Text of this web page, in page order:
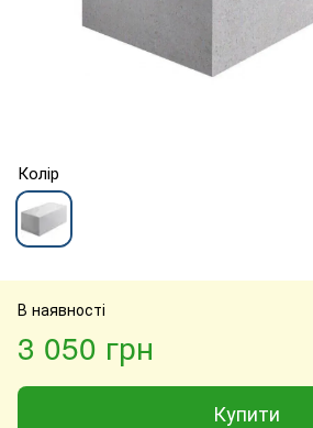
Колір
В наявності
3 050 грн
Купити